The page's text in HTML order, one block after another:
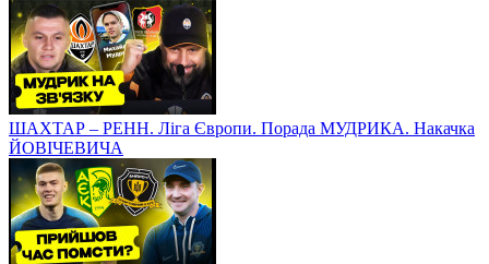
ШАХТАР – РЕНН. Ліга Європи. Порада МУДРИКА. Накачка
ЙОВІЧЕВИЧА